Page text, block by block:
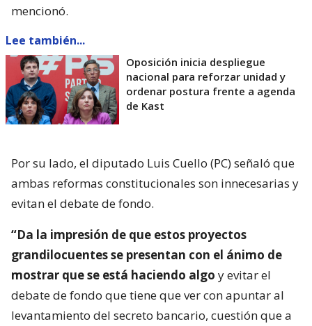
mencionó.
Lee también...
Oposición inicia despliegue
nacional para reforzar unidad y
ordenar postura frente a agenda
de Kast
Por su lado, el diputado Luis Cuello (PC) señaló que
ambas reformas constitucionales son innecesarias y
evitan el debate de fondo.
“Da la impresión de que estos proyectos
grandilocuentes se presentan con el ánimo de
mostrar que se está haciendo algo y evitar el
debate de fondo que tiene que ver con apuntar al
levantamiento del secreto bancario, cuestión que a